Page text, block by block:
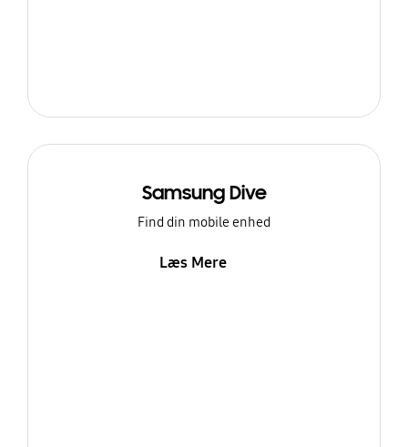
Samsung Dive
Find din mobile enhed
Læs Mere